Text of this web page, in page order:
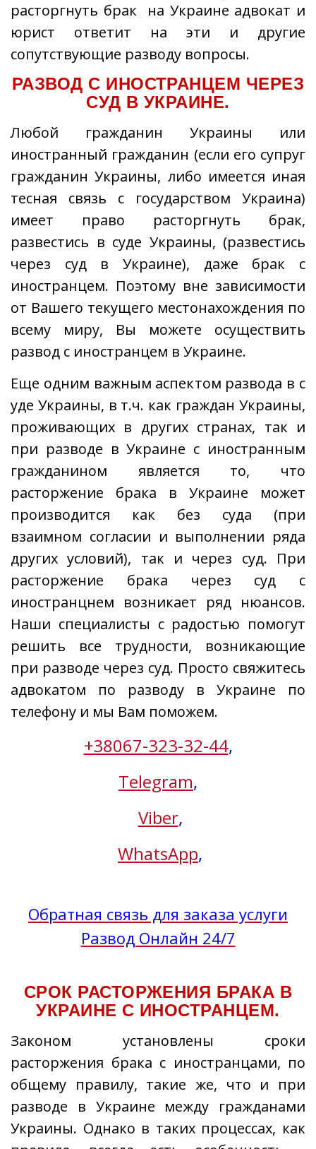
расторгнуть брак на Украине адвокат и
юрист ответит на эти и другие
сопутствующие разводу вопросы.
РАЗВОД С ИНОСТРАНЦЕМ ЧЕРЕЗ
СУД В УКРАИНЕ.
Любой гражданин Украины или
иностранный гражданин (если его супруг
гражданин Украины, либо имеется иная
тесная связь с государством Украина)
имеет право расторгнуть брак,
развестись в суде Украины, (развестись
через суд в Украине), даже брак с
иностранцем. Поэтому вне зависимости
от Вашего текущего местонахождения по
всему миру, Вы можете осуществить
развод с иностранцем в Украине.
Еще одним важным аспектом развода в с
уде Украины, в т.ч. как граждан Украины,
проживающих в других странах, так и
при разводе в Украине с иностранным
гражданином является то, что
расторжение брака в Украине может
производится как без суда (при
взаимном согласии и выполнении ряда
других условий), так и через суд. При
расторжение брака через суд с
иностранцнем возникает ряд нюансов.
Наши специалисты с радостью помогут
решить все трудности, возникающие
при разводе через суд. Просто свяжитесь
адвокатом по разводу в Украине по
телефону и мы Вам поможем.
+38067-323-32-44,
Telegram,
Viber,
WhatsApp,
Обратная связь для заказа услуги
Развод Онлайн 24/7
CРОК РАСТОРЖЕНИЯ БРАКА В
УКРАИНЕ С ИНОСТРАНЦЕМ.
Законом установлены сроки
расторжения брака с иностранцами, по
общему правилу, такие же, что и при
разводе в Украине между гражданами
Украины. Однако в таких процессах, как